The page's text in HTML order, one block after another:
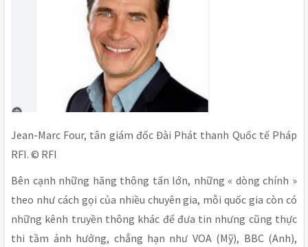
Jean-Marc Four, tân giám đốc Đài Phát thanh Quốc tế Pháp
RFI. © RFI
Bên cạnh những hãng thông tấn lớn, những « dòng chính »
theo như cách gọi của nhiều chuyên gia, mỗi quốc gia còn có
những kênh truyền thông khác để đưa tin nhưng cũng thực
thi tầm ảnh hưởng, chẳng hạn như VOA (Mỹ), BBC (Anh),